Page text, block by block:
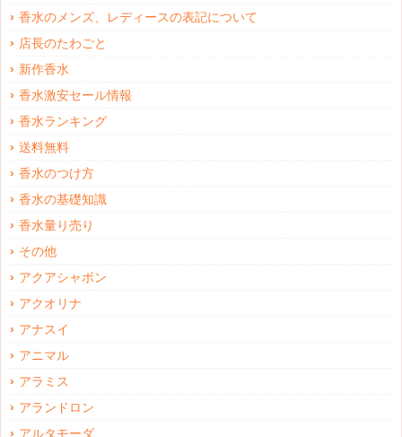
香水のメンズ、レディースの表記について
店長のたわごと
新作香水
香水激安セール情報
香水ランキング
送料無料
香水のつけ方
香水の基礎知識
香水量り売り
その他
アクアシャボン
アクオリナ
アナスイ
アニマル
アラミス
アランドロン
アルタモーダ